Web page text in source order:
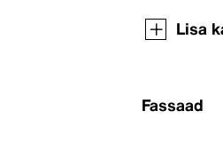
Lisa
Fassaad